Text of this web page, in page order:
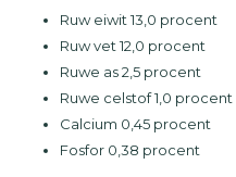
Ruw eiwit 13,0 procent
Ruw vet 12,0 procent
Ruwe as 2,5 procent
Ruwe celstof 1,0 procent
Calcium 0,45 procent
Fosfor 0,38 procent